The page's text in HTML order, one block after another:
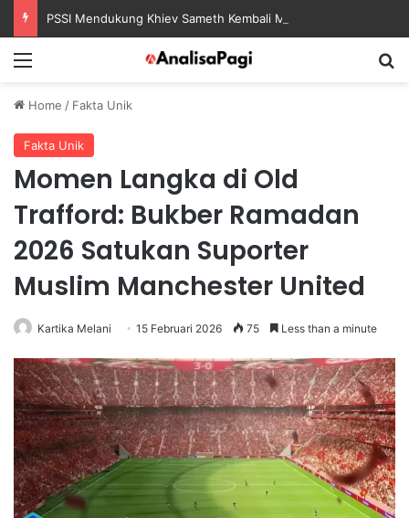
Home / Fakta Unik
Fakta Unik
Momen Langka di Old
Trafford: Bukber Ramadan
2026 Satukan Suporter
Muslim Manchester United
Kartika Melani 15 Februari 2026 75 Less than a minute